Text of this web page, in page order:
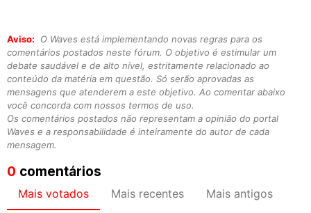
Aviso:
O Waves está implementando novas regras para os
comentários postados neste fórum. O objetivo é estimular um
debate saudável e de alto nível, estritamente relacionado ao
conteúdo da matéria em questão. Só serão aprovadas as
mensagens que atenderem a este objetivo. Ao comentar abaixo
você concorda com nossos termos de uso.
Os comentários postados não representam a opinião do portal
Waves e a responsabilidade é inteiramente do autor de cada
mensagem.
0 comentários
Mais votados Mais recentes Mais antigos